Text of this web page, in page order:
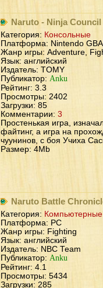
Naruto - Ninja Council
Категория: Консольные
Платформа: Nintendo GBA
Жанр игры: Adventure,
Язык: английский
Издатель: TOMY
Публикатор: Anku
Рейтинг: 3.3
Просмотры: 2402
Загрузки: 85
Комментарии: 3
Простенькая игра,
файтинг, а игра на
чуунинов, с боя Учиха
Размер: 4Mb
Naruto Battle
Категория: Компьютерные
Платформа: PC
Жанр игры: Fighting
Язык: английский
Издатель: NBC Team
Публикатор: Anku
Рейтинг: 4.1
Просмотры: 5434
Загрузки: 285